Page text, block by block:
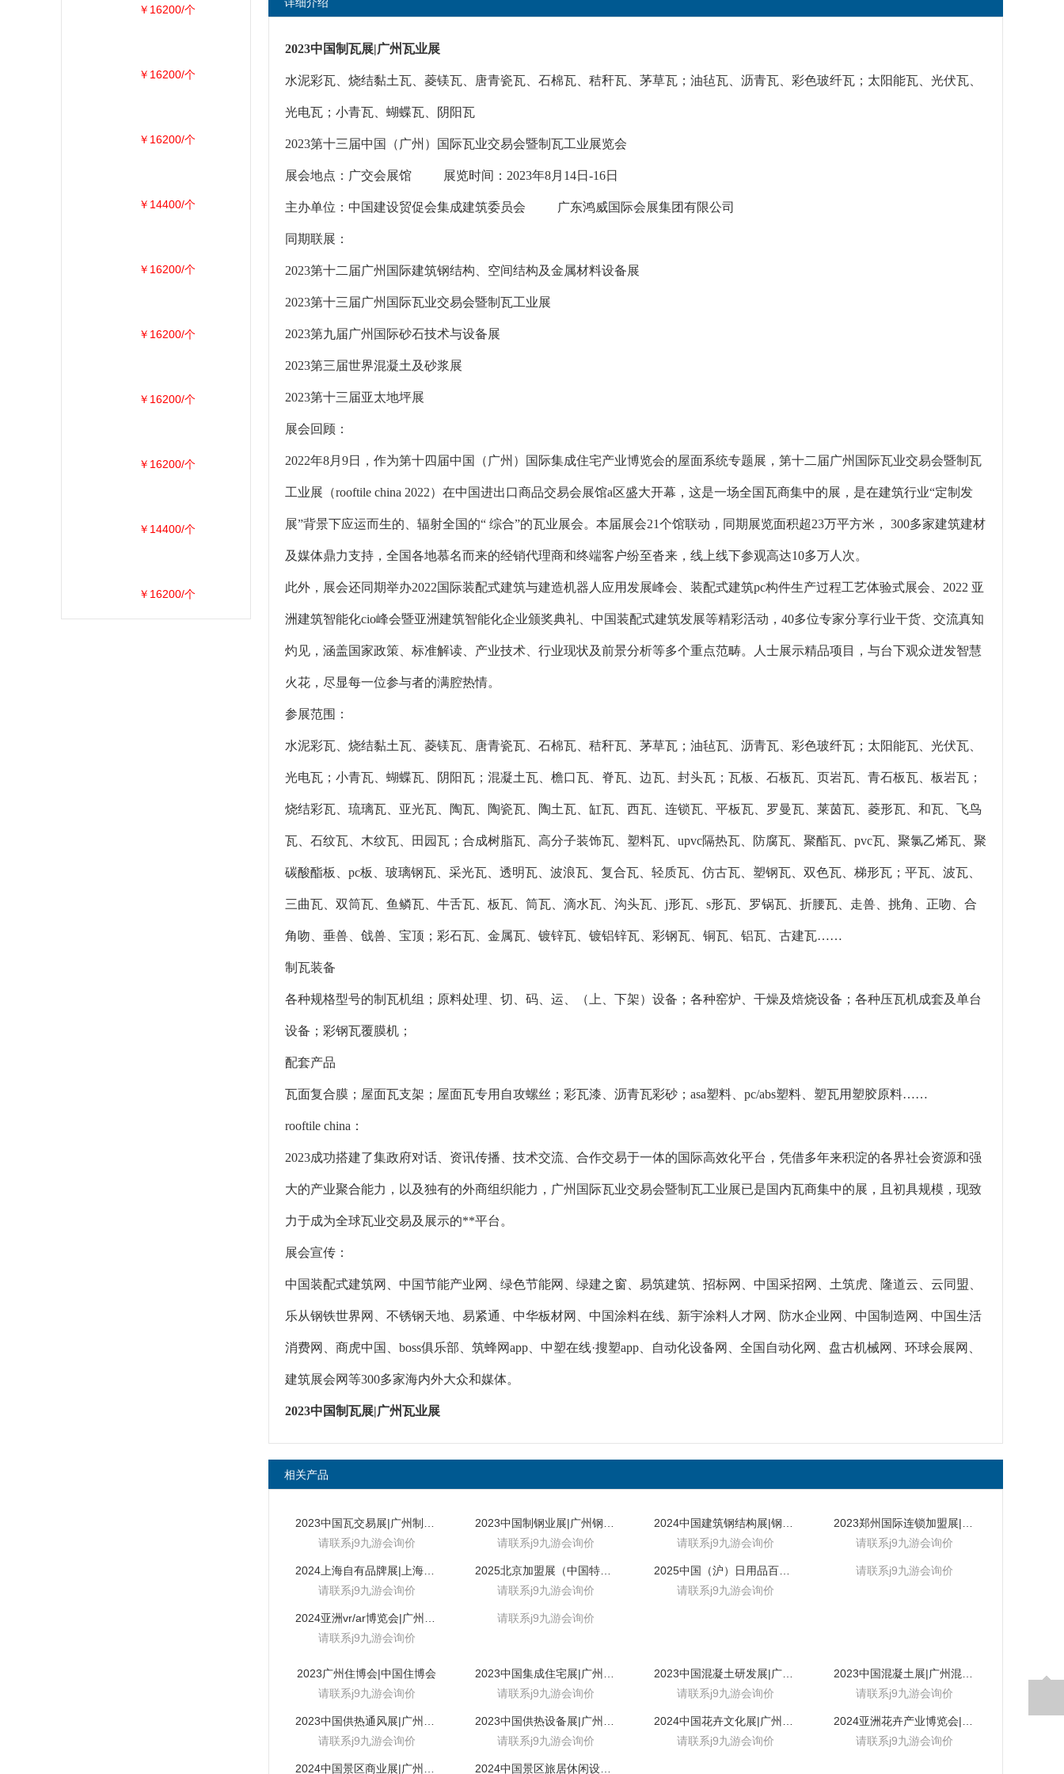
2023中国制瓦展|广州瓦业展
水泥彩瓦、烧结黏土瓦、菱镁瓦、唐青瓷瓦、石棉瓦、秸秆瓦、茅草瓦；油毡瓦、沥青瓦、彩色玻纤瓦；太阳能瓦、光伏瓦、
光电瓦；小青瓦、蝴蝶瓦、阴阳瓦
2023第十三届中国（广州）国际瓦业交易会暨制瓦工业展览会
展会地点：广交会展馆 展览时间：2023年8月14日-16日
主办单位：中国建设贸促会集成建筑委员会 广东鸿威国际会展集团有限公司
同期联展：
2023第十二届广州国际建筑钢结构、空间结构及金属材料设备展
2023第十三届广州国际瓦业交易会暨制瓦工业展
2023第九届广州国际砂石技术与设备展
2023第三届世界混凝土及砂浆展
2023第十三届亚太地坪展
展会回顾：
2022年8月9日，作为第十四届中国（广州）国际集成住宅产业博览会的屋面系统专题展，第十二届广州国际瓦业交易会暨制瓦
工业展（rooftile china 2022）在中国进出口商品交易会展馆a区盛大开幕，这是一场全国瓦商集中的展，是在建筑行业“定制发
展”背景下应运而生的、辐射全国的“ 综合”的瓦业展会。本届展会21个馆联动，同期展览面积超23万平方米， 300多家建筑建材
及媒体鼎力支持，全国各地慕名而来的经销代理商和终端客户纷至沓来，线上线下参观高达10多万人次。
此外，展会还同期举办2022国际装配式建筑与建造机器人应用发展峰会、装配式建筑pc构件生产过程工艺体验式展会、2022 亚
洲建筑智能化cio峰会暨亚洲建筑智能化企业颁奖典礼、中国装配式建筑发展等精彩活动，40多位专家分享行业干货、交流真知
灼见，涵盖国家政策、标准解读、产业技术、行业现状及前景分析等多个重点范畴。人士展示精品项目，与台下观众迸发智慧
火花，尽显每一位参与者的满腔热情。
参展范围：
水泥彩瓦、烧结黏土瓦、菱镁瓦、唐青瓷瓦、石棉瓦、秸秆瓦、茅草瓦；油毡瓦、沥青瓦、彩色玻纤瓦；太阳能瓦、光伏瓦、
光电瓦；小青瓦、蝴蝶瓦、阴阳瓦；混凝土瓦、檐口瓦、脊瓦、边瓦、封头瓦；瓦板、石板瓦、页岩瓦、青石板瓦、板岩瓦；
烧结彩瓦、琉璃瓦、亚光瓦、陶瓦、陶瓷瓦、陶土瓦、缸瓦、西瓦、连锁瓦、平板瓦、罗曼瓦、莱茵瓦、菱形瓦、和瓦、飞鸟
瓦、石纹瓦、木纹瓦、田园瓦；合成树脂瓦、高分子装饰瓦、塑料瓦、upvc隔热瓦、防腐瓦、聚酯瓦、pvc瓦、聚氯乙烯瓦、聚
碳酸酯板、pc板、玻璃钢瓦、采光瓦、透明瓦、波浪瓦、复合瓦、轻质瓦、仿古瓦、塑钢瓦、双色瓦、梯形瓦；平瓦、波瓦、
三曲瓦、双筒瓦、鱼鳞瓦、牛舌瓦、板瓦、筒瓦、滴水瓦、沟头瓦、j形瓦、s形瓦、罗锅瓦、折腰瓦、走兽、挑角、正吻、合
角吻、垂兽、戗兽、宝顶；彩石瓦、金属瓦、镀锌瓦、镀铝锌瓦、彩钢瓦、铜瓦、铝瓦、古建瓦……
制瓦装备
各种规格型号的制瓦机组；原料处理、切、码、运、（上、下架）设备；各种窑炉、干燥及焙烧设备；各种压瓦机成套及单台
设备；彩钢瓦覆膜机；
配套产品
瓦面复合膜；屋面瓦支架；屋面瓦专用自攻螺丝；彩瓦漆、沥青瓦彩砂；asa塑料、pc/abs塑料、塑瓦用塑胶原料……
rooftile china：
2023成功搭建了集政府对话、资讯传播、技术交流、合作交易于一体的国际高效化平台，凭借多年来积淀的各界社会资源和强
大的产业聚合能力，以及独有的外商组织能力，广州国际瓦业交易会暨制瓦工业展已是国内瓦商集中的展，且初具规模，现致
力于成为全球瓦业交易及展示的**平台。
展会宣传：
中国装配式建筑网、中国节能产业网、绿色节能网、绿建之窗、易筑建筑、招标网、中国采招网、土筑虎、隆道云、云同盟、
乐从钢铁世界网、不锈钢天地、易紧通、中华板材网、中国涂料在线、新宇涂料人才网、防水企业网、中国制造网、中国生活
消费网、商虎中国、boss俱乐部、筑蜂网app、中塑在线·搜塑app、自动化设备网、全国自动化网、盘古机械网、环球会展网、
建筑展会网等300多家海内外大众和媒体。
2023中国制瓦展|广州瓦业展
相关产品
请联系j9九游会询价
请联系j9九游会询价
请联系j9九游会询价
请联系j9九游会询价
请联系j9九游会询价
2025北京加盟展（中国特许展）
请联系j9九游会询价
请联系j9九游会询价
请联系j9九游会询价
请联系j9九游会询价
请联系j9九游会询价
2023广州住博会|中国住博会
请联系j9九游会询价
请联系j9九游会询价
请联系j9九游会询价
请联系j9九游会询价
请联系j9九游会询价
请联系j9九游会询价
请联系j9九游会询价
请联系j9九游会询价
2024中国景区旅居休闲设施展|广州景区公共卫生设施展
￥16200/个
￥16200/个
￥16200/个
￥14400/个
￥16200/个
￥16200/个
￥16200/个
￥16200/个
￥14400/个
￥16200/个